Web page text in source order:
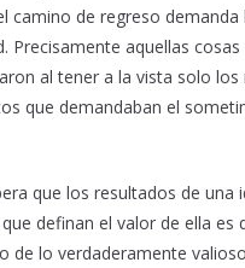
camino de regreso
Precisamente aquellas cosas
al tener a la vista solo los
que demandaban el
que los resultados de una
definan el valor de ella es
de lo verdaderamente